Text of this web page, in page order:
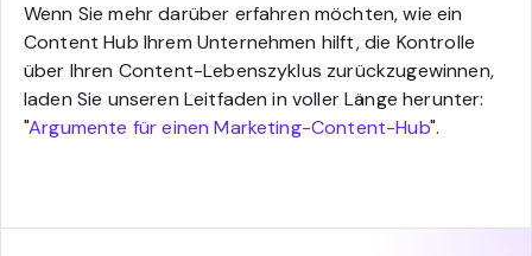
Wenn Sie mehr darüber erfahren möchten, wie ein
Content Hub Ihrem Unternehmen hilft, die Kontrolle
über Ihren Content-Lebenszyklus zurückzugewinnen,
laden Sie unseren Leitfaden in voller Länge herunter:
"Argumente für einen Marketing-Content-Hub".